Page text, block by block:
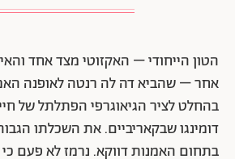
הטון הייחודי – האקזוטי מצד אחד
אחר – שהביא דה לה רנטה לאופנה
בהחלט לציר הגיאוגרפי הפתלתל של
דומינגו שבקאריביים. את השכלתו
בתחום האמנות דווקא. נרמז לא פעם